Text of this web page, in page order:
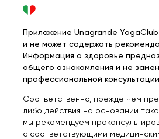
Приложение Unagrande
и не может содержать
Информация о здоровье
общего ознакомления и не
профессиональной
Соответственно, прежде чем
либо действия на основании
мы рекомендуем
с соответствующими